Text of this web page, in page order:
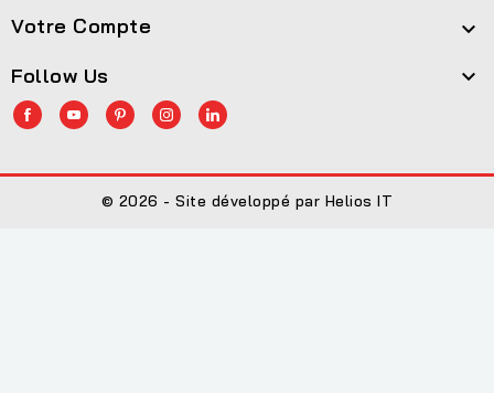
Votre Compte 
Follow Us 
© 2026 - Site développé par Helios IT